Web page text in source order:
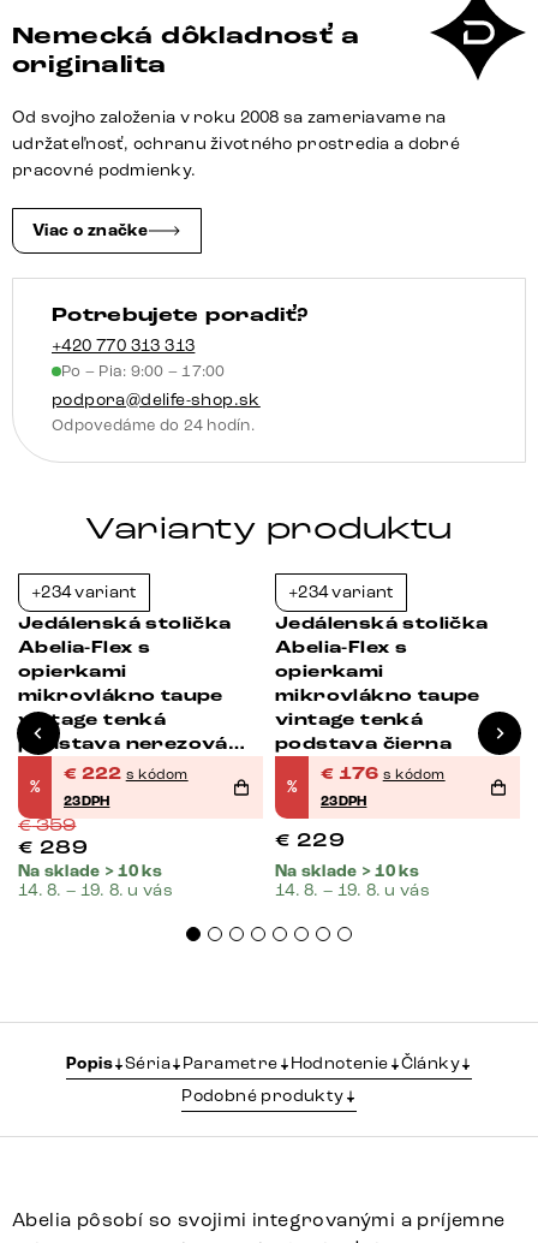
Abelia-
Flex
opierkami
bouclé
krížová
podstava
široká
čierna
otočná
o
360°
s
hojdacou
Nemecká dôkladnosť a
originalita
Od svojho založenia v roku 2008 sa zameriavame na
udržateľnosť, ochranu životného prostredia a dobré
pracovné podmienky.
Viac o značke
Potrebujete poradiť?
+420 770 313 313
Po – Pia: 9:00 – 17:00
podpora@delife-shop.sk
Odpovedáme do 24 hodín.
Varianty produktu
+234 variant
Jedálenská stolička
Abelia-Flex s
opierkami
mikrovlákno taupe
vintage tenká
podstava nerezová
%
€ 222 s kódom
23DPH
€359
€ 289
Na sklade > 10 ks
14. 8. – 19. 8. u vás
+234 variant
Jedálenská stolička
Abelia-Flex s
opierkami
mikrovlákno taupe
vintage tenká
podstava čierna
%
€ 176 s kódom
23DPH
€ 229
Na sklade > 10 ks
14. 8. – 19. 8. u vás
Popis Séria Parametre Hodnotenie
Články
Podobné produkty
Abelia pôsobí so svojimi integrovanými a príjemne